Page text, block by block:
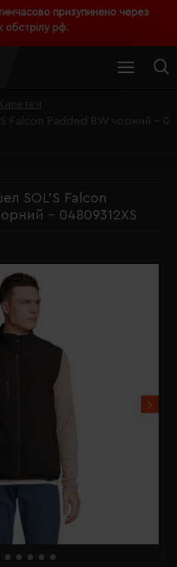
призупинено через
обстрілу рф.
Falcon Padded BW чорний - 0
SOL’S Falcon
- 04809312XS